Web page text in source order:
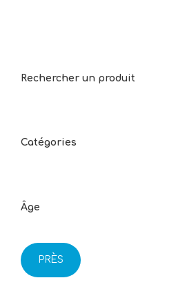
Rechercher un produit
Catégories
Âge
PRÈS